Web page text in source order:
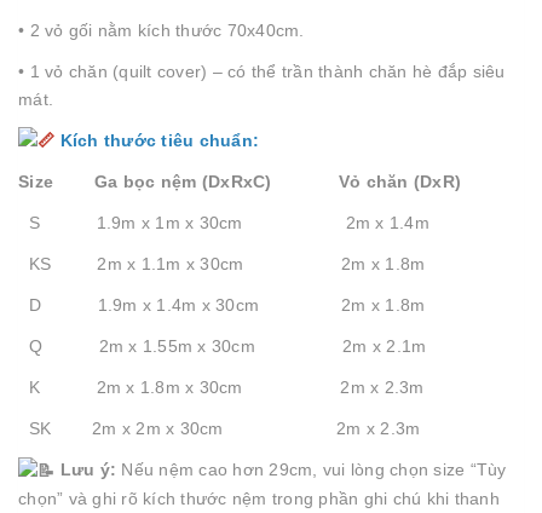
• 2 vỏ gối nằm kích thước 70x40cm.
• 1 vỏ chăn (quilt cover) – có thể trần thành chăn hè đắp siêu
mát.
Kích thước tiêu chuẩn:
Size Ga bọc nệm (DxRxC) Vỏ chăn (DxR)
S 1.9m x 1m x 30cm 2m x 1.4m
KS 2m x 1.1m x 30cm 2m x 1.8m
D 1.9m x 1.4m x 30cm 2m x 1.8m
Q 2m x 1.55m x 30cm 2m x 2.1m
K 2m x 1.8m x 30cm 2m x 2.3m
SK 2m x 2m x 30cm 2m x 2.3m
Lưu ý: Nếu nệm cao hơn 29cm, vui lòng chọn size “Tùy
chọn” và ghi rõ kích thước nệm trong phần ghi chú khi thanh